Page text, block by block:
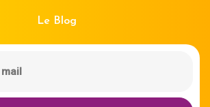
Le Blog